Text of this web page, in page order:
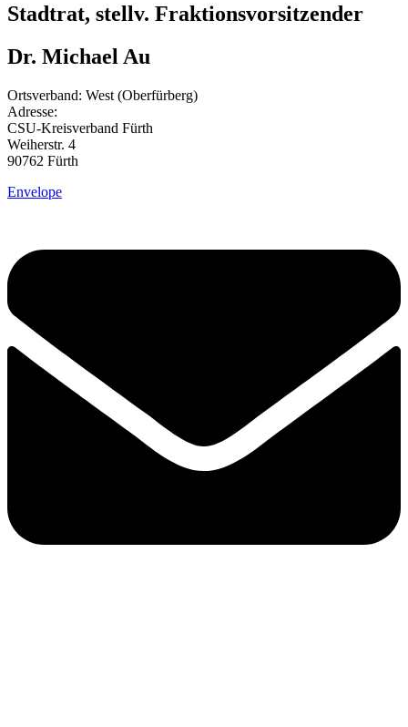
Stadtrat, stellv. Fraktionsvorsitzender
Dr. Michael Au
Ortsverband: West (Oberfürberg)
Adresse:
CSU-Kreisverband Fürth
Weiherstr. 4
90762 Fürth
Envelope